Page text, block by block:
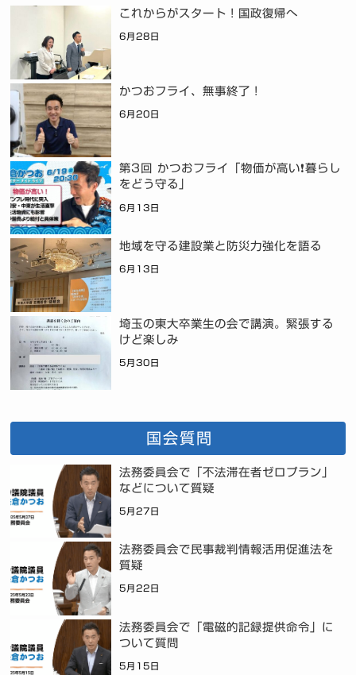
これからがスタート！国政復帰へ
6月28日
かつおフライ、無事終了！
6月20日
第3回 かつおフライ「物価が高い❗暮らし
をどう守る」
6月13日
地域を守る建設業と防災力強化を語る
6月13日
埼玉の東大卒業生の会で講演。緊張する
けど楽しみ
5月30日
国会質問
法務委員会で「不法滞在者ゼロプラン」
などについて質疑
5月27日
法務委員会で民事裁判情報活用促進法を
質疑
5月22日
法務委員会で「電磁的記録提供命令」に
ついて質問
5月15日